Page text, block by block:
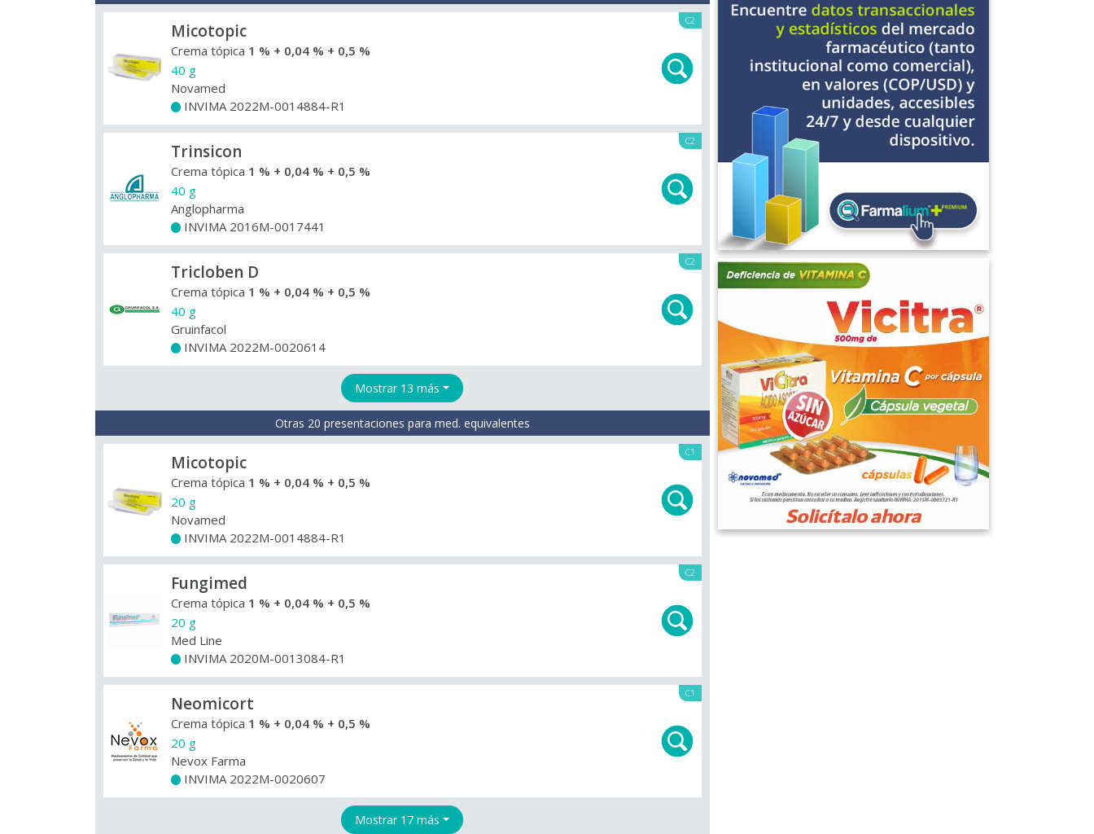
C2
Micotopic
Crema tópica 1 % + 0,04 % + 0,5 %
40 g
Novamed
INVIMA 2022M-0014884-R1
C2
Trinsicon
Crema tópica 1 % + 0,04 % + 0,5 %
40 g
Anglopharma
INVIMA 2016M-0017441
C2
Tricloben D
Crema tópica 1 % + 0,04 % + 0,5 %
40 g
Gruinfacol
INVIMA 2022M-0020614
Mostrar 13 más
Otras 20 presentaciones para med. equivalentes
C1
Micotopic
Crema tópica 1 % + 0,04 % + 0,5 %
20 g
Novamed
INVIMA 2022M-0014884-R1
C2
Fungimed
Crema tópica 1 % + 0,04 % + 0,5 %
20 g
Med Line
INVIMA 2020M-0013084-R1
C1
Neomicort
Crema tópica 1 % + 0,04 % + 0,5 %
20 g
Nevox Farma
INVIMA 2022M-0020607
Mostrar 17 más